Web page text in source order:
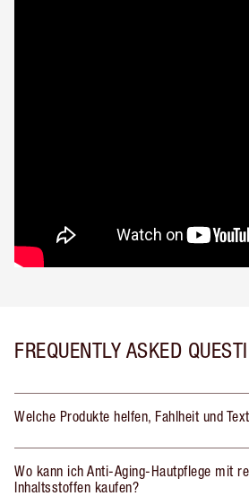
FREQUENTLY ASKED
Welche Produkte helfen, Fahlheit und
Wo kann ich Anti-Aging-Hautpflege mit
Inhaltsstoffen kaufen?